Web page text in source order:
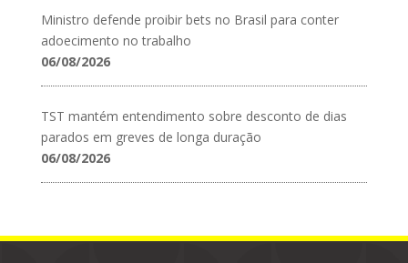
Ministro defende proibir bets no Brasil para conter
adoecimento no trabalho
06/08/2026
TST mantém entendimento sobre desconto de dias
parados em greves de longa duração
06/08/2026